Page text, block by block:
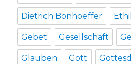
Dietrich Bonhoeffer
Gebet Gesellschaft
Glauben Gott